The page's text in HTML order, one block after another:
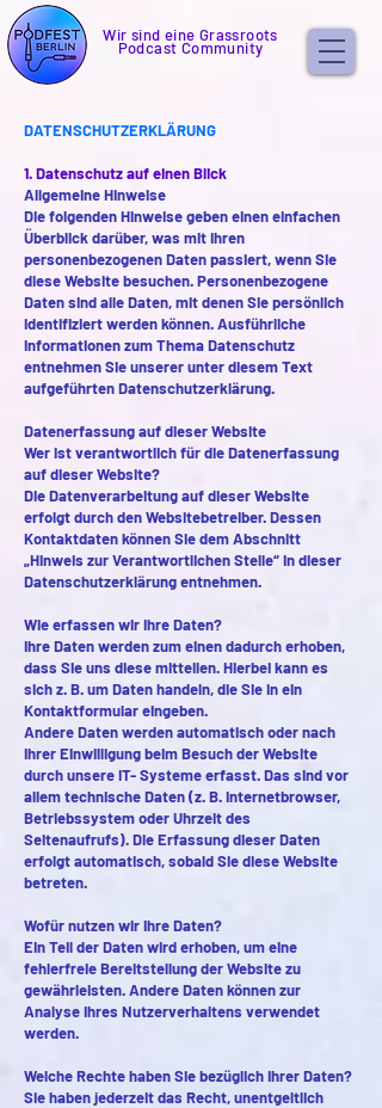
Wir sind eine Grassroots
Podcast Community
DATENSCHUTZERKLÄRUNG
1. Datenschutz auf einen Blick
Allgemeine Hinweise
Die folgenden Hinweise geben einen einfachen
Überblick darüber, was mit Ihren
personenbezogenen Daten passiert, wenn Sie
diese Website besuchen. Personenbezogene
Daten sind alle Daten, mit denen Sie persönlich
identifiziert werden können. Ausführliche
Informationen zum Thema Datenschutz
entnehmen Sie unserer unter diesem Text
aufgeführten Datenschutzerklärung.
Datenerfassung auf dieser Website
Wer ist verantwortlich für die Datenerfassung
auf dieser Website?
Die Datenverarbeitung auf dieser Website
erfolgt durch den Websitebetreiber. Dessen
Kontaktdaten können Sie dem Abschnitt
„Hinweis zur Verantwortlichen Stelle“ in dieser
Datenschutzerklärung entnehmen.
Wie erfassen wir Ihre Daten?
Ihre Daten werden zum einen dadurch erhoben,
dass Sie uns diese mitteilen. Hierbei kann es
sich z. B. um Daten handeln, die Sie in ein
Kontaktformular eingeben.
Andere Daten werden automatisch oder nach
Ihrer Einwilligung beim Besuch der Website
durch unsere IT- Systeme erfasst. Das sind vor
allem technische Daten (z. B. Internetbrowser,
Betriebssystem oder Uhrzeit des
Seitenaufrufs). Die Erfassung dieser Daten
erfolgt automatisch, sobald Sie diese Website
betreten.
Wofür nutzen wir Ihre Daten?
Ein Teil der Daten wird erhoben, um eine
fehlerfreie Bereitstellung der Website zu
gewährleisten. Andere Daten können zur
Analyse Ihres Nutzerverhaltens verwendet
werden.
Welche Rechte haben Sie bezüglich Ihrer Daten?
Sie haben jederzeit das Recht, unentgeltlich